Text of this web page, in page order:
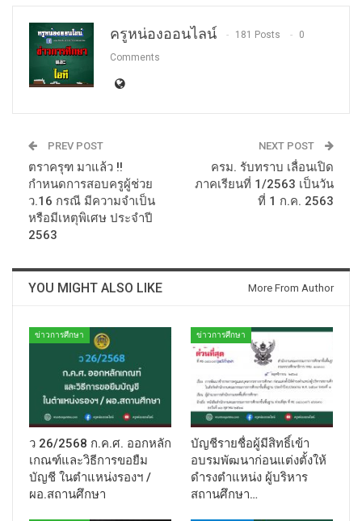
ครูหน่องออนไลน์ 181 Posts
0
Comments
PREV POST
ตราครุฑ มาแล้ว !!
กำหนดการสอบครูผู้ช่วย
ว.16 กรณี มีความจำเป็น
หรือมีเหตุพิเศษ ประจำปี
2563
NEXT POST
ครม. รับทราบ เลื่อนเปิด
ภาคเรียนที่ 1/2563 เป็นวัน
ที่ 1 ก.ค. 2563
YOU MIGHT ALSO LIKE More From Author
ข่าวการศึกษา
ว 26/2568 ก.ค.ศ. ออกหลัก
เกณฑ์และวิธีการขอยืม
บัญชี ในตำแหน่งรองฯ /
ผอ.สถานศึกษา
ข่าวการศึกษา
บัญชีรายชื่อผู้มีสิทธิ์เข้า
อบรมพัฒนาก่อนแต่งตั้งให้
ดำรงตำแหน่ง ผู้บริหาร
สถานศึกษา…